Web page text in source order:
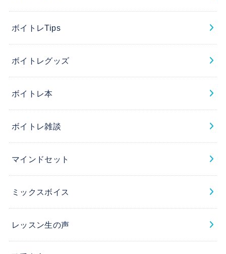
ボイトレTips
ボイトレグッズ
ボイトレ本
ボイトレ雑談
マインドセット
ミックスボイス
レッスン生の声